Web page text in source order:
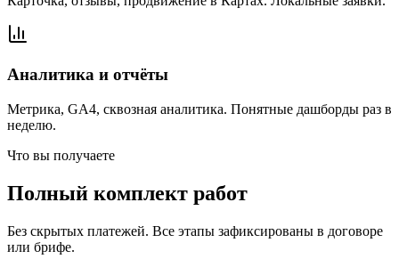
Аналитика и отчёты
Метрика, GA4, сквозная аналитика. Понятные дашборды раз в
неделю.
Что вы получаете
Полный комплект работ
Без скрытых платежей. Все этапы зафиксированы в договоре
или брифе.